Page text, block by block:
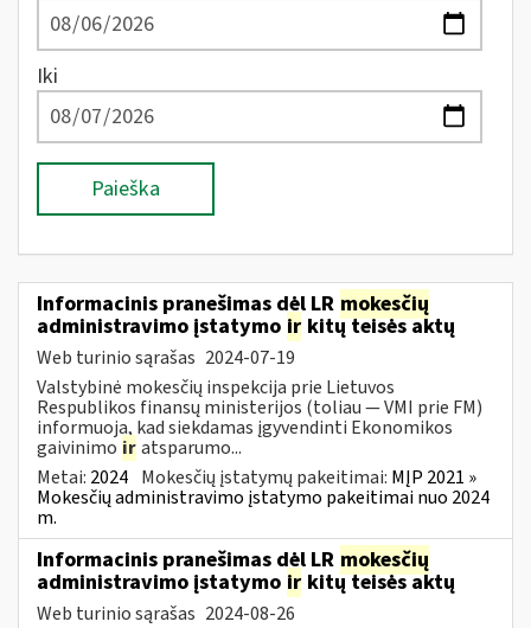
Iki
Paieška
Informacinis pranešimas dėl LR mokesčių
administravimo įstatymo ir kitų teisės aktų
Web turinio sąrašas 2024-07-19
Valstybinė mokesčių inspekcija prie Lietuvos
Respublikos finansų ministerijos (toliau — VMI prie FM)
informuoja, kad siekdamas įgyvendinti Ekonomikos
gaivinimo iratsparumo...
Metai: 2024 Mokesčių įstatymų pakeitimai: MĮP 2021 »
Mokesčių administravimo įstatymo pakeitimai nuo 2024
m.
Informacinis pranešimas dėl LR mokesčių
administravimo įstatymo ir kitų teisės aktų
Web turinio sąrašas 2024-08-26